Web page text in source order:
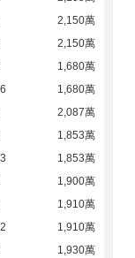
2,150萬
2,150萬
1,680萬
1,680萬
2,087萬
1,853萬
1,853萬
1,900萬
1,910萬
1,910萬
1,930萬